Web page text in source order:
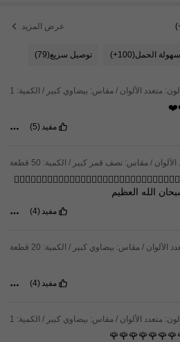
عرض المزيد
سهولة الحمل(100+) توصيل سريع(79)
لون: متعدد الألوان / مقاس: بيضاوي كبير / الكمية: 1
مفيد (5)
/ مقاس: نصف قمر كبير / الكمية: 50 قطعة
الله العظيم
مفيد(4)
الألوان / مقاس: بيضاوي كبير / الكمية: 20 قطعة
مفيد(4)
لون: متعدد الألوان / مقاس: بيضاوي كبير / الكمية: 1